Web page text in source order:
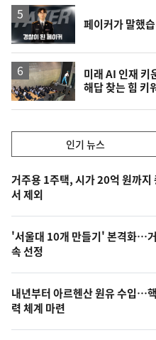
영
상
페이커가 말했
미래 AI 인재 키
해답 찾는 힘 키
기,
최
신,
오
늘
의
영
상
인기 뉴스
기
뉴
스
거주용 1주택, 시가 20억 원까지
서 제외
'서울대 10개 만들기' 본격화…
속 선정
내년부터 아르헨산 원유 수입…
력 체계 마련